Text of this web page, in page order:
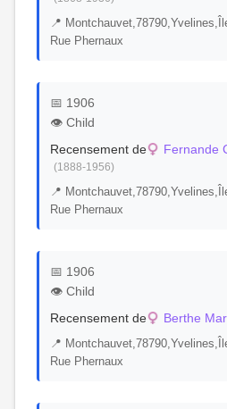
📍
Rue Phernaux
📅 1906
👁️ Child
Recensement de
Fernande
(1888-1956)
📍
Rue Phernaux
📅 1906
👁️ Child
Recensement de
Berthe
📍
Rue Phernaux